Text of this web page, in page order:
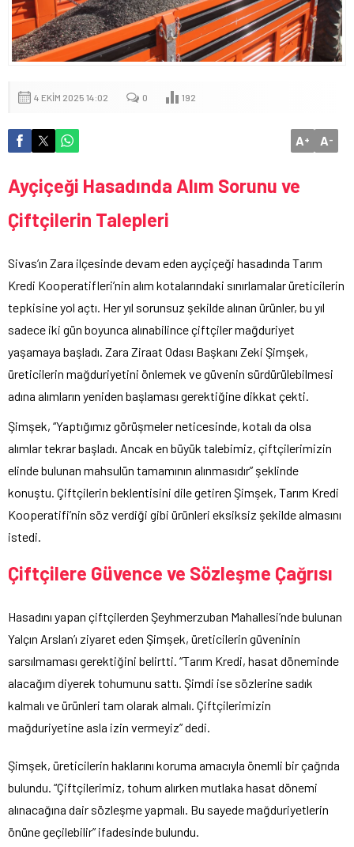
4 EKIM 2025 14:02 0 192
A+ A-
Ayçiçeği Hasadında Alım Sorunu ve
Çiftçilerin Talepleri
Sivas’ın Zara ilçesinde devam eden ayçiçeği hasadında Tarım
Kredi Kooperatifleri’nin alım kotalarındaki sınırlamalar üreticilerin
tepkisine yol açtı. Her yıl sorunsuz şekilde alınan ürünler, bu yıl
sadece iki gün boyunca alınabilince çiftçiler mağduriyet
yaşamaya başladı. Zara Ziraat Odası Başkanı Zeki Şimşek,
üreticilerin mağduriyetini önlemek ve güvenin sürdürülebilmesi
adına alımların yeniden başlaması gerektiğine dikkat çekti.
Şimşek, “Yaptığımız görüşmeler neticesinde, kotalı da olsa
alımlar tekrar başladı. Ancak en büyük talebimiz, çiftçilerimizin
elinde bulunan mahsulün tamamının alınmasıdır” şeklinde
konuştu. Çiftçilerin beklentisini dile getiren Şimşek, Tarım Kredi
Kooperatifi’nin söz verdiği gibi ürünleri eksiksiz şekilde almasını
istedi.
Çiftçilere Güvence ve Sözleşme Çağrısı
Hasadını yapan çiftçilerden Şeyhmerzuban Mahallesi’nde bulunan
Yalçın Arslan’ı ziyaret eden Şimşek, üreticilerin güveninin
sarsılmaması gerektiğini belirtti. “Tarım Kredi, hasat döneminde
alacağım diyerek tohumunu sattı. Şimdi ise sözlerine sadık
kalmalı ve ürünleri tam olarak almalı. Çiftçilerimizin
mağduriyetine asla izin vermeyiz” dedi.
Şimşek, üreticilerin haklarını koruma amacıyla önemli bir çağrıda
bulundu. “Çiftçilerimiz, tohum alırken mutlaka hasat dönemi
alınacağına dair sözleşme yapmalı. Bu sayede mağduriyetlerin
önüne geçilebilir” ifadesinde bulundu.